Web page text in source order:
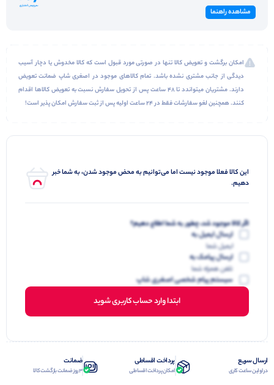
مشاهده راهنما
امکان برگشت و تعویض کالا تنها در صورتی مورد قبول است که کالا مخدوش یا دچار آسیب
دیدگی از جانب مشتری نشده باشد. تمام کالاهای موجود در اصغری شاپ ضمانت تعویض
دارند. مشتریان میتواندد تا 48 ساعت پس از تحویل سفارش نسبت به تعویض کالاها اقدام
کنند. همچنین لغو سفارشات فقط در 24 ساعت اولیه پس از ثبت سفارش امکان پذیر است!
این کالا فعلا موجود نیست اما می‌توانیم به محض موجود شدن، به شما خبر
دهیم.
اگر کالا موجود شد، چطور به شما اطلاع دهیم؟
ارسال ایمیل به
ایمیل شما
ارسال پیامک به
تلفن همراه شما
سیستم پیام شخصی اصغری شاپ
ابتدا وارد حساب کاربری شوید
ارسال سریع
در اولین ساعت کاری
پرداخت اقساطی
امکان پرداخت اقساطی
ضمانت
3 روز ضمانت بازگشت کالا